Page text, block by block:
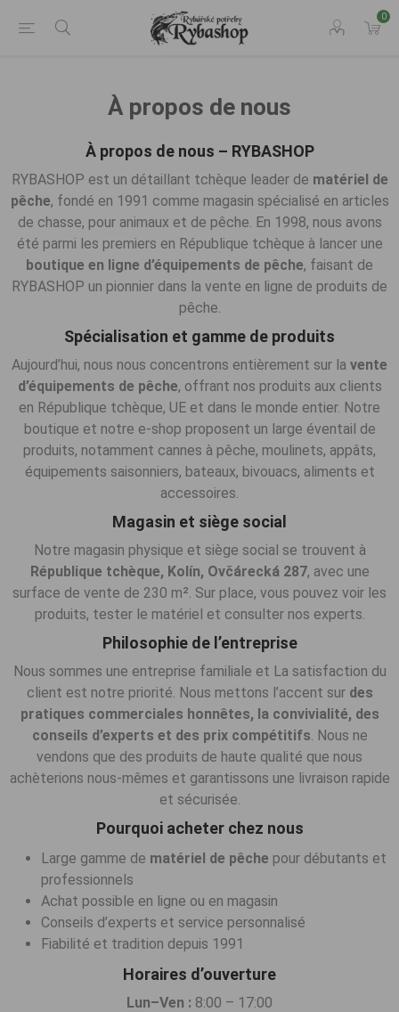
0
À propos de nous
À propos de nous – RYBASHOP
RYBASHOP est un détaillant tchèque leader de matériel de
pêche, fondé en 1991 comme magasin spécialisé en articles
de chasse, pour animaux et de pêche. En 1998, nous avons
été parmi les premiers en République tchèque à lancer une
boutique en ligne d’équipements de pêche, faisant de
RYBASHOP un pionnier dans la vente en ligne de produits de
pêche.
Spécialisation et gamme de produits
Aujourd’hui, nous nous concentrons entièrement sur la vente
d’équipements de pêche, offrant nos produits aux clients
en République tchèque, UE et dans le monde entier. Notre
boutique et notre e-shop proposent un large éventail de
produits, notamment cannes à pêche, moulinets, appâts,
équipements saisonniers, bateaux, bivouacs, aliments et
accessoires.
Magasin et siège social
Notre magasin physique et siège social se trouvent à
République tchèque, Kolín, Ovčárecká 287, avec une
surface de vente de 230 m². Sur place, vous pouvez voir les
produits, tester le matériel et consulter nos experts.
Philosophie de l’entreprise
Nous sommes une entreprise familiale et La satisfaction du
client est notre priorité. Nous mettons l’accent sur des
pratiques commerciales honnêtes, la convivialité, des
conseils d’experts et des prix compétitifs. Nous ne
vendons que des produits de haute qualité que nous
achèterions nous-mêmes et garantissons une livraison rapide
et sécurisée.
Pourquoi acheter chez nous
Large gamme de matériel de pêche pour débutants et
professionnels
Achat possible en ligne ou en magasin
Conseils d’experts et service personnalisé
Fiabilité et tradition depuis 1991
Horaires d’ouverture
Lun–Ven : 8:00 – 17:00